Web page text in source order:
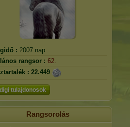
: 2007 nap
rangsor : 62.
: 22.449
tulajdonosok
Rangsorolás